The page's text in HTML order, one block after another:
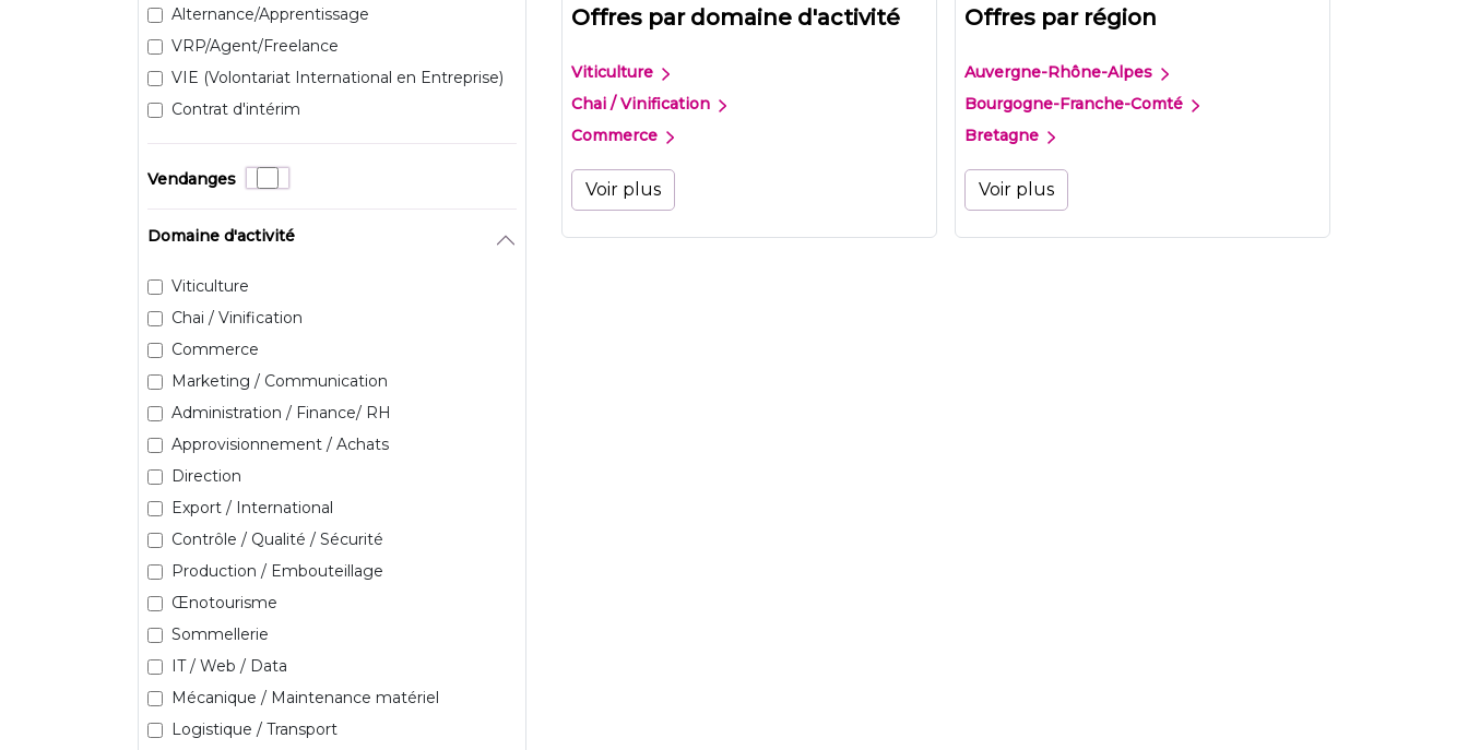
Alternance/Apprentissage
VRP/Agent/Freelance
VIE (Volontariat International en Entreprise)
Contrat d'intérim
Vendanges
Domaine d'activité
Viticulture
Chai / Vinification
Commerce
Marketing / Communication
Administration / Finance/ RH
Approvisionnement / Achats
Direction
Export / International
Contrôle / Qualité / Sécurité
Production / Embouteillage
Œnotourisme
Sommellerie
IT / Web / Data
Mécanique / Maintenance matériel
Logistique / Transport
Offres par domaine d'activité
Viticulture
Chai / Vinification
Commerce
Voir plus
Offres par région
Auvergne-Rhône-Alpes
Bourgogne-Franche-Comté
Bretagne
Voir plus